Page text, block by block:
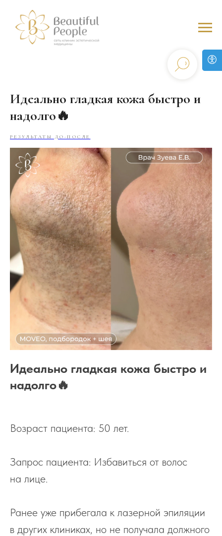
Идеально гладкая кожа быстро и
надолго🔥
РЕЗУЛЬТАТЫ ДО-ПОСЛЕ
Идеально гладкая кожа быстро и
надолго🔥
Возраст пациента: 50 лет.
Запрос пациента: Избавиться от волос
на лице.
Ранее уже прибегала к лазерной эпиляции
в других клиниках, но не получала должного